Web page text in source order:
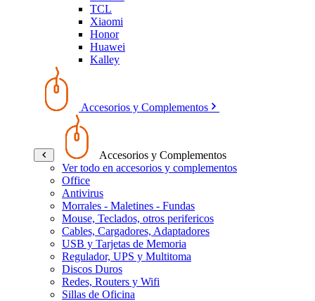
TCL
Xiaomi
Honor
Huawei
Kalley
Accesorios y Complementos
Accesorios y Complementos
Ver todo en accesorios y complementos
Office
Antivirus
Morrales - Maletines - Fundas
Mouse, Teclados, otros perifericos
Cables, Cargadores, Adaptadores
USB y Tarjetas de Memoria
Regulador, UPS y Multitoma
Discos Duros
Redes, Routers y Wifi
Sillas de Oficina